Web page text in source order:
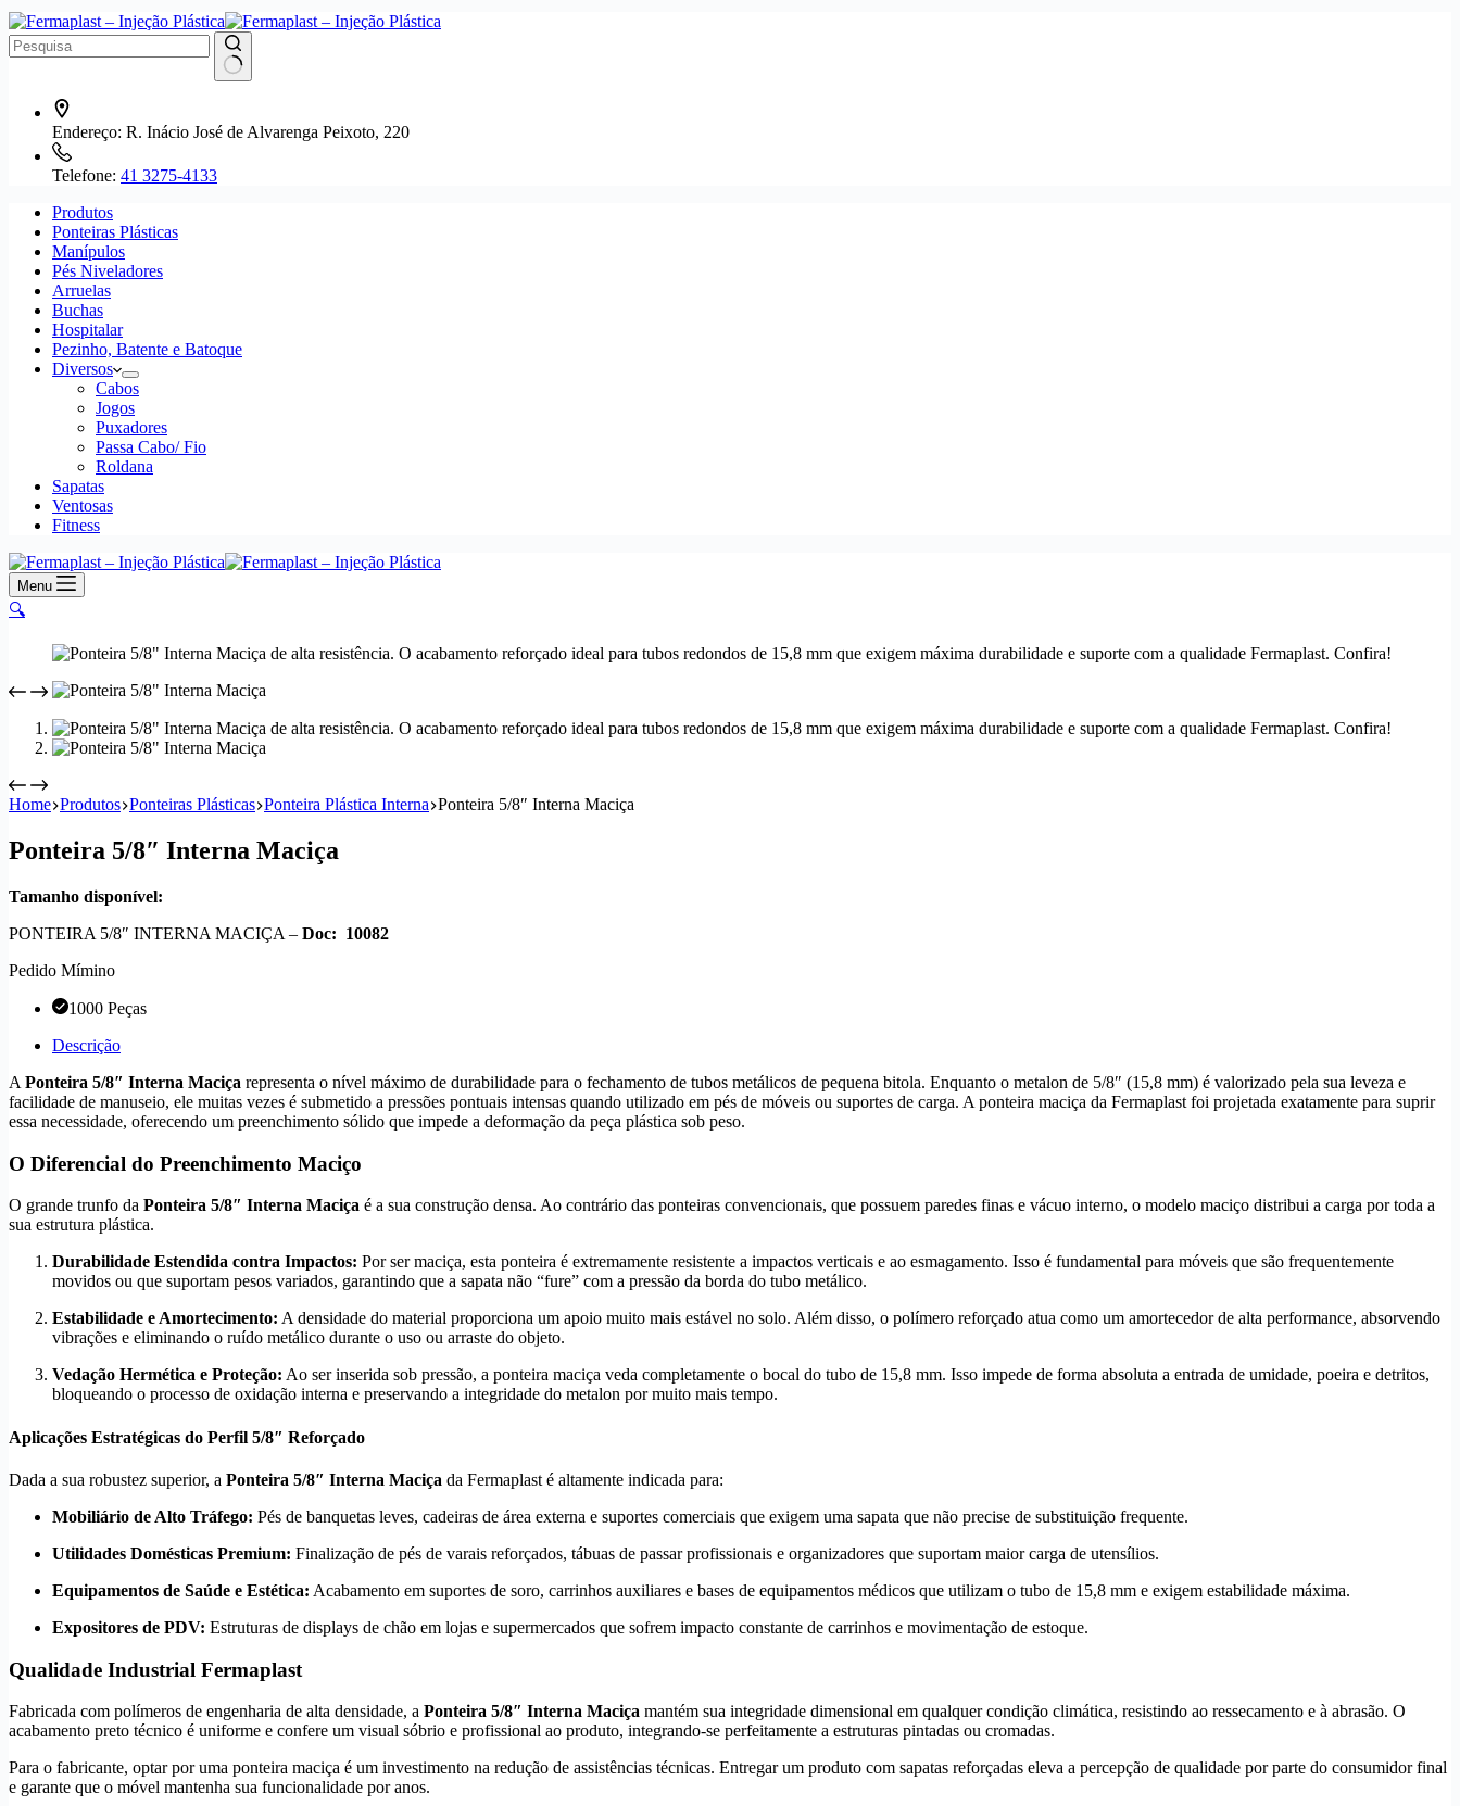
Endereço: R. Inácio José de Alvarenga Peixoto, 220
Telefone: 41 3275-4133
Produtos
Ponteiras Plásticas
Manípulos
Pés Niveladores
Arruelas
Buchas
Hospitalar
Pezinho, Batente e Batoque
Diversos
Cabos
Jogos
Puxadores
Passa Cabo/ Fio
Roldana
Sapatas
Ventosas
Fitness
Menu
🔍
Home Produtos Ponteiras Plásticas Ponteira Plástica Interna Ponteira 5/8″ Interna Maciça
Ponteira 5/8″ Interna Maciça
Tamanho disponível:
PONTEIRA 5/8″ INTERNA MACIÇA – Doc: 10082
Pedido Mímino
1000 Peças
Descrição
A Ponteira 5/8″ Interna Maciça representa o nível máximo de durabilidade para o fechamento de tubos metálicos de pequena bitola. Enquanto o metalon de 5/8″ (15,8 mm) é valorizado pela sua leveza e
facilidade de manuseio, ele muitas vezes é submetido a pressões pontuais intensas quando utilizado em pés de móveis ou suportes de carga. A ponteira maciça da Fermaplast foi projetada exatamente para suprir
essa necessidade, oferecendo um preenchimento sólido que impede a deformação da peça plástica sob peso.
O Diferencial do Preenchimento Maciço
O grande trunfo da Ponteira 5/8″ Interna Maciça é a sua construção densa. Ao contrário das ponteiras convencionais, que possuem paredes finas e vácuo interno, o modelo maciço distribui a carga por toda a
sua estrutura plástica.
Durabilidade Estendida contra Impactos: Por ser maciça, esta ponteira é extremamente resistente a impactos verticais e ao esmagamento. Isso é fundamental para móveis que são frequentemente
movidos ou que suportam pesos variados, garantindo que a sapata não “fure” com a pressão da borda do tubo metálico.
Estabilidade e Amortecimento: A densidade do material proporciona um apoio muito mais estável no solo. Além disso, o polímero reforçado atua como um amortecedor de alta performance, absorvendo
vibrações e eliminando o ruído metálico durante o uso ou arraste do objeto.
Vedação Hermética e Proteção: Ao ser inserida sob pressão, a ponteira maciça veda completamente o bocal do tubo de 15,8 mm. Isso impede de forma absoluta a entrada de umidade, poeira e detritos,
bloqueando o processo de oxidação interna e preservando a integridade do metalon por muito mais tempo.
Aplicações Estratégicas do Perfil 5/8″ Reforçado
Dada a sua robustez superior, a Ponteira 5/8″ Interna Maciça da Fermaplast é altamente indicada para:
Mobiliário de Alto Tráfego: Pés de banquetas leves, cadeiras de área externa e suportes comerciais que exigem uma sapata que não precise de substituição frequente.
Utilidades Domésticas Premium: Finalização de pés de varais reforçados, tábuas de passar profissionais e organizadores que suportam maior carga de utensílios.
Equipamentos de Saúde e Estética: Acabamento em suportes de soro, carrinhos auxiliares e bases de equipamentos médicos que utilizam o tubo de 15,8 mm e exigem estabilidade máxima.
Expositores de PDV: Estruturas de displays de chão em lojas e supermercados que sofrem impacto constante de carrinhos e movimentação de estoque.
Qualidade Industrial Fermaplast
Fabricada com polímeros de engenharia de alta densidade, a Ponteira 5/8″ Interna Maciça mantém sua integridade dimensional em qualquer condição climática, resistindo ao ressecamento e à abrasão. O
acabamento preto técnico é uniforme e confere um visual sóbrio e profissional ao produto, integrando-se perfeitamente a estruturas pintadas ou cromadas.
Para o fabricante, optar por uma ponteira maciça é um investimento na redução de assistências técnicas. Entregar um produto com sapatas reforçadas eleva a percepção de qualidade por parte do consumidor final
e garante que o móvel mantenha sua funcionalidade por anos.